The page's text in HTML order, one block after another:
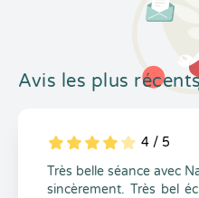
Avis les plus
5
1
4
0 4 / 5
Très belle séance avec
sincèrement. Très bel